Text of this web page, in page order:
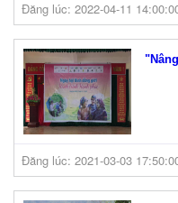
Đăng lúc: 2022-04-11
Đăng lúc: 2021-03-03